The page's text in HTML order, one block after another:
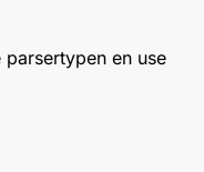
en use